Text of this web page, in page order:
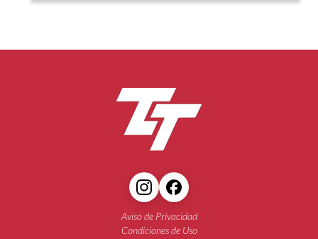
Aviso de Privacidad
Condiciones de Uso